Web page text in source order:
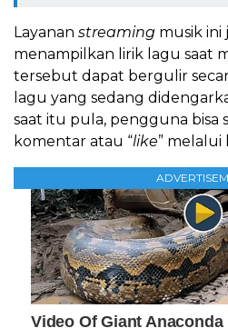
Layanan streaming musik ini
menampilkan lirik lagu saat
tersebut dapat bergulir
lagu yang sedang
saat itu pula, pengguna bisa
komentar atau “like” melalui